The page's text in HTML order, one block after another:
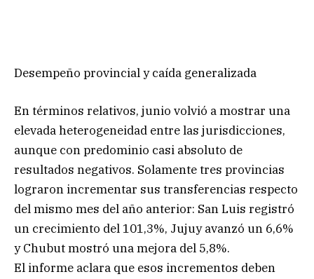
Desempeño provincial y caída generalizada
En términos relativos, junio volvió a mostrar una
elevada heterogeneidad entre las jurisdicciones,
aunque con predominio casi absoluto de
resultados negativos. Solamente tres provincias
lograron incrementar sus transferencias respecto
del mismo mes del año anterior: San Luis registró
un crecimiento del 101,3%, Jujuy avanzó un 6,6%
y Chubut mostró una mejora del 5,8%.
El informe aclara que esos incrementos deben